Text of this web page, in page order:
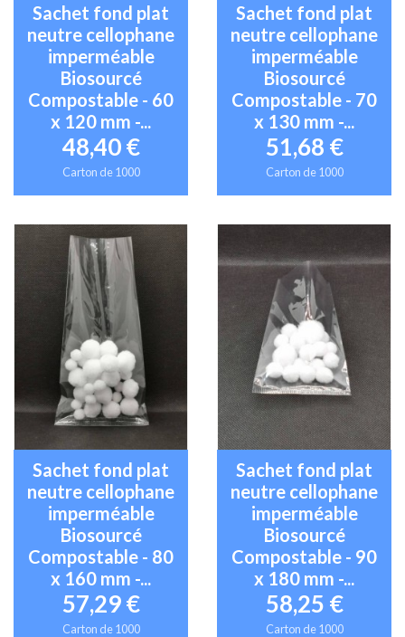
Sachet fond plat
neutre cellophane
imperméable
Biosourcé
Compostable - 60
x 120 mm -...
48,40 €
Carton de 1000
Sachet fond plat
neutre cellophane
imperméable
Biosourcé
Compostable - 70
x 130 mm -...
51,68 €
Carton de 1000
Sachet fond plat
neutre cellophane
imperméable
Biosourcé
Compostable - 80
x 160 mm -...
57,29 €
Carton de 1000
Sachet fond plat
neutre cellophane
imperméable
Biosourcé
Compostable - 90
x 180 mm -...
58,25 €
Carton de 1000